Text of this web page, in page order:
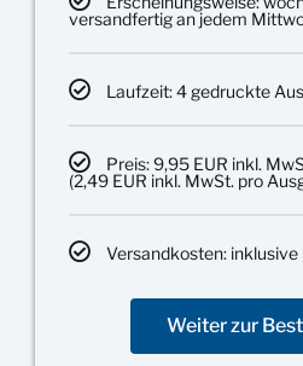
versandfertig an jedem
Laufzeit: 4 gedruckte
Preis: 9,95 EUR inkl.
(2,49 EUR inkl. MwSt. pro
Versandkosten: inklusive
Weiter zur